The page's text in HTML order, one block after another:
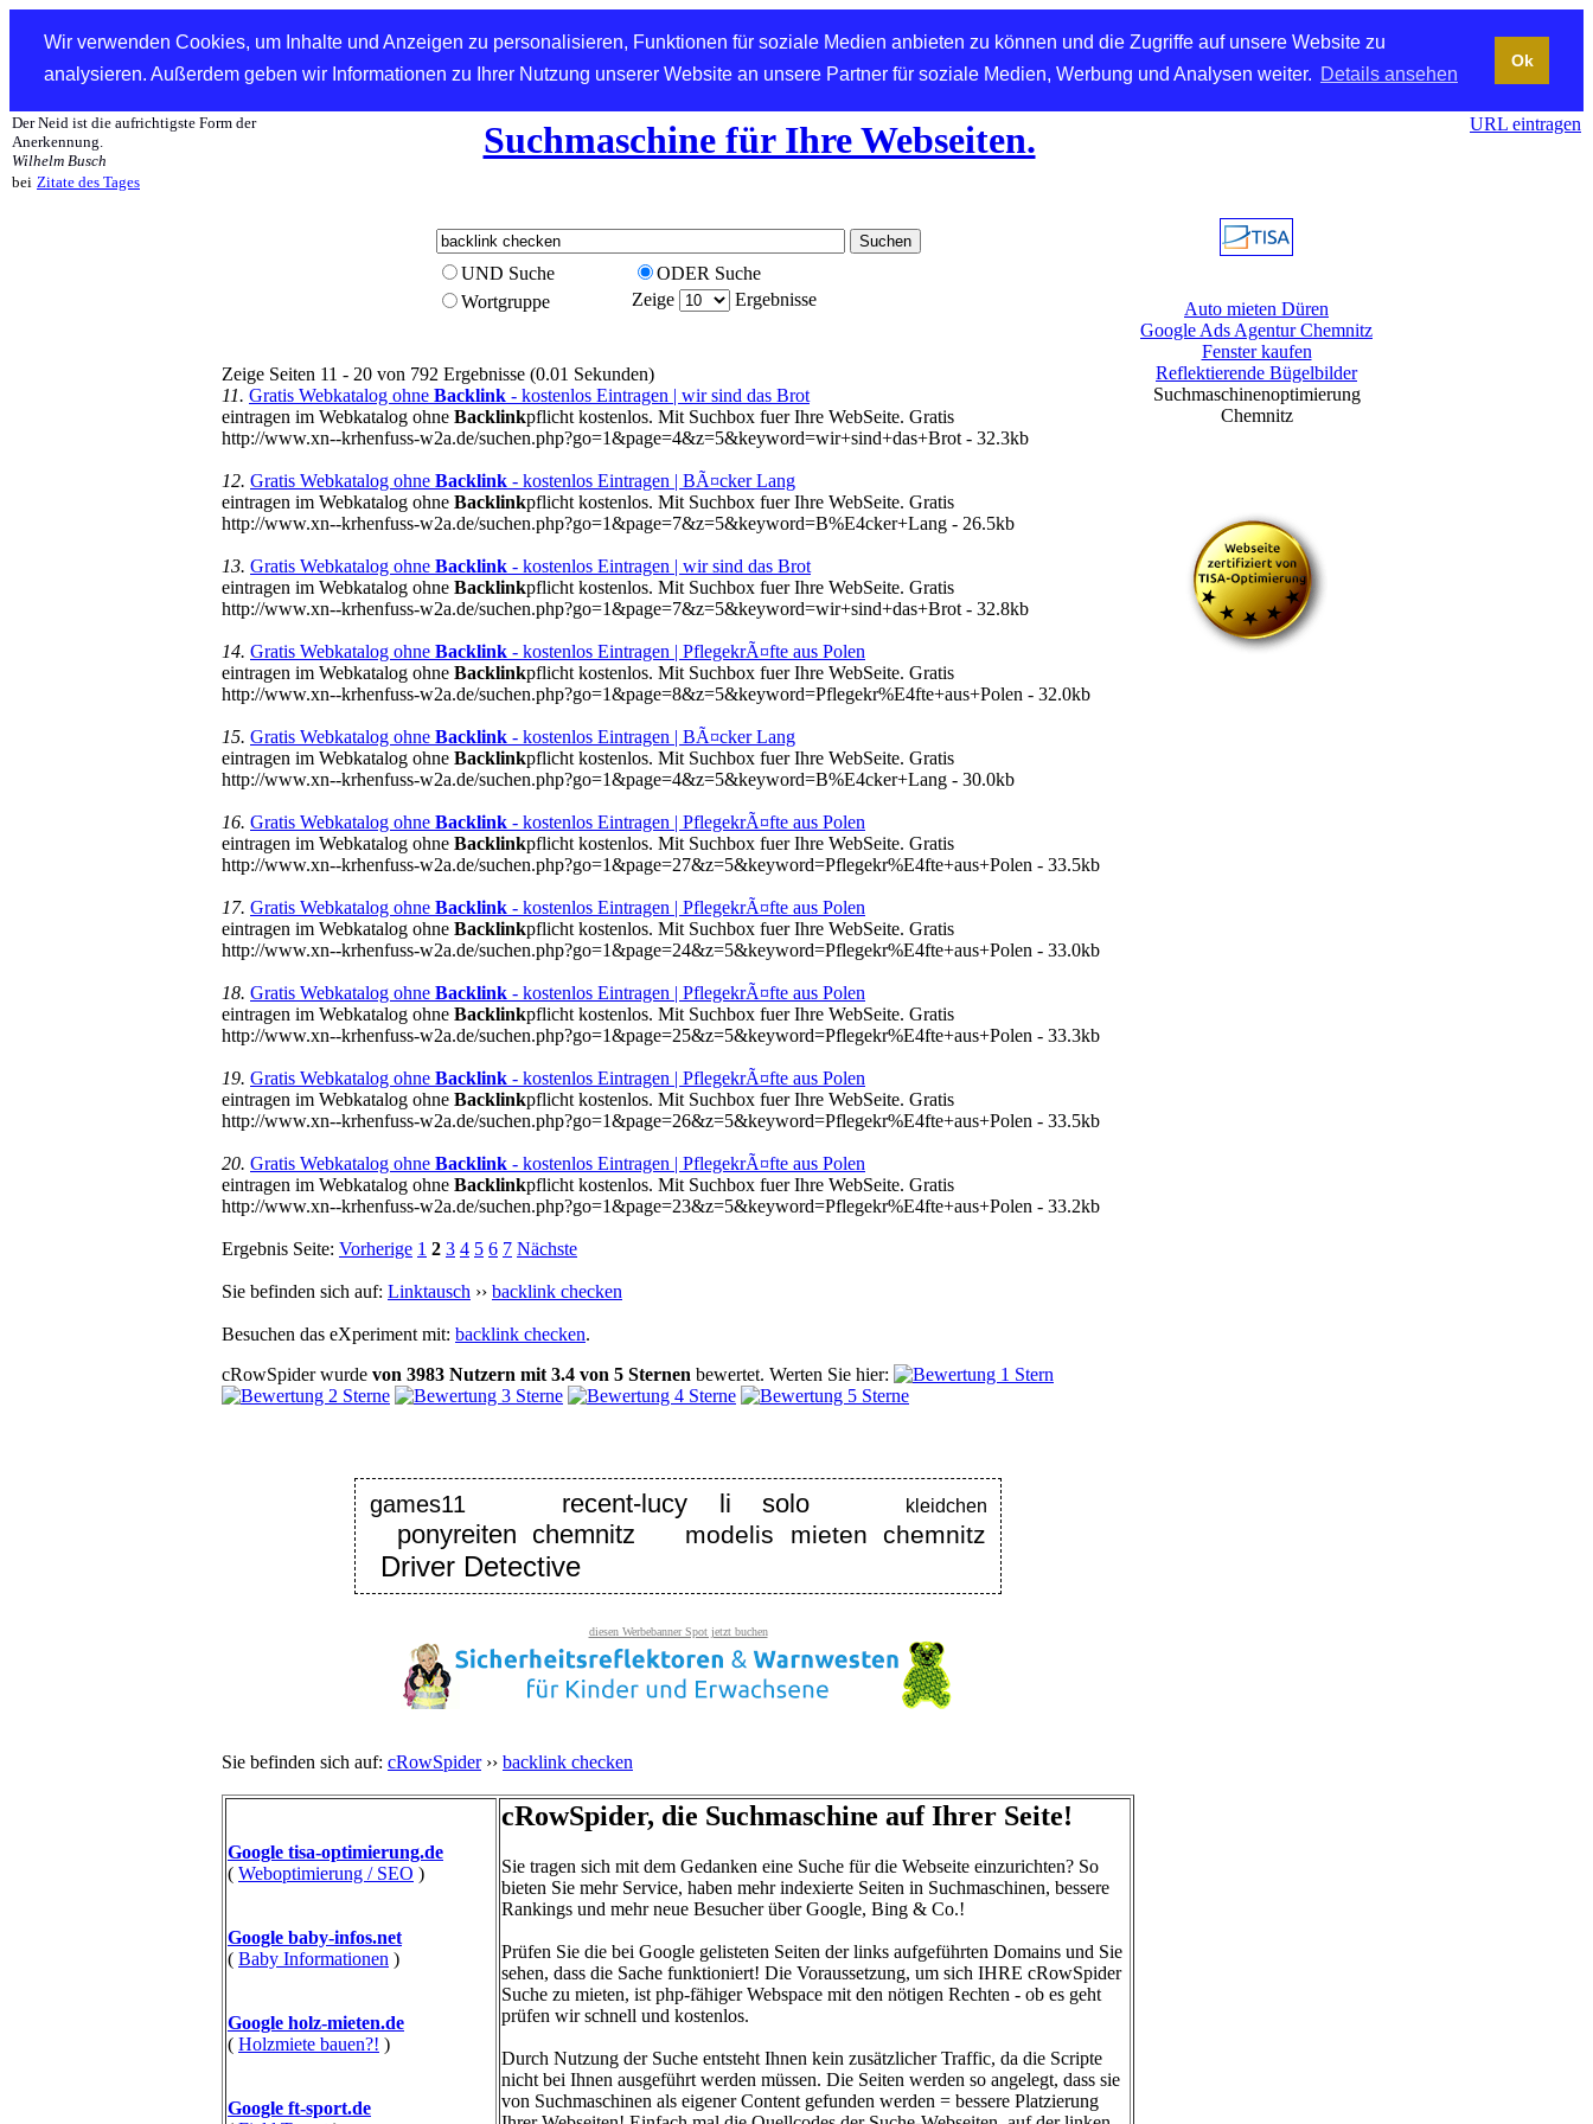
Wir verwenden Cookies, um Inhalte und Anzeigen zu personalisieren, Funktionen für soziale Medien anbieten zu können und die Zugriffe auf unsere Website zu
analysieren. Außerdem geben wir Informationen zu Ihrer Nutzung unserer Website an unsere Partner für soziale Medien, Werbung und Analysen weiter. Details ansehen
Ok
Der Neid ist die aufrichtigste Form der
Anerkennung.
Wilhelm Busch
bei Zitate des Tages
Suchmaschine für Ihre Webseiten. URL eintragen
UND Suche
ODER Suche
Wortgruppe
Zeige Ergebnisse
Zeige Seiten 11 - 20 von 792 Ergebnisse (0.01 Sekunden)
11. Gratis Webkatalog ohne Backlink - kostenlos Eintragen | wir sind das Brot
eintragen im Webkatalog ohne Backlinkpflicht kostenlos. Mit Suchbox fuer Ihre WebSeite. Gratis
http://www.xn--krhenfuss-w2a.de/suchen.php?go=1&page=4&z=5&keyword=wir+sind+das+Brot - 32.3kb
12. Gratis Webkatalog ohne Backlink - kostenlos Eintragen | BÃ¤cker Lang
eintragen im Webkatalog ohne Backlinkpflicht kostenlos. Mit Suchbox fuer Ihre WebSeite. Gratis
http://www.xn--krhenfuss-w2a.de/suchen.php?go=1&page=7&z=5&keyword=B%E4cker+Lang - 26.5kb
13. Gratis Webkatalog ohne Backlink - kostenlos Eintragen | wir sind das Brot
eintragen im Webkatalog ohne Backlinkpflicht kostenlos. Mit Suchbox fuer Ihre WebSeite. Gratis
http://www.xn--krhenfuss-w2a.de/suchen.php?go=1&page=7&z=5&keyword=wir+sind+das+Brot - 32.8kb
14. Gratis Webkatalog ohne Backlink - kostenlos Eintragen | PflegekrÃ¤fte aus Polen
eintragen im Webkatalog ohne Backlinkpflicht kostenlos. Mit Suchbox fuer Ihre WebSeite. Gratis
http://www.xn--krhenfuss-w2a.de/suchen.php?go=1&page=8&z=5&keyword=Pflegekr%E4fte+aus+Polen - 32.0kb
15. Gratis Webkatalog ohne Backlink - kostenlos Eintragen | BÃ¤cker Lang
eintragen im Webkatalog ohne Backlinkpflicht kostenlos. Mit Suchbox fuer Ihre WebSeite. Gratis
http://www.xn--krhenfuss-w2a.de/suchen.php?go=1&page=4&z=5&keyword=B%E4cker+Lang - 30.0kb
16. Gratis Webkatalog ohne Backlink - kostenlos Eintragen | PflegekrÃ¤fte aus Polen
eintragen im Webkatalog ohne Backlinkpflicht kostenlos. Mit Suchbox fuer Ihre WebSeite. Gratis
http://www.xn--krhenfuss-w2a.de/suchen.php?go=1&page=27&z=5&keyword=Pflegekr%E4fte+aus+Polen - 33.5kb
17. Gratis Webkatalog ohne Backlink - kostenlos Eintragen | PflegekrÃ¤fte aus Polen
eintragen im Webkatalog ohne Backlinkpflicht kostenlos. Mit Suchbox fuer Ihre WebSeite. Gratis
http://www.xn--krhenfuss-w2a.de/suchen.php?go=1&page=24&z=5&keyword=Pflegekr%E4fte+aus+Polen - 33.0kb
18. Gratis Webkatalog ohne Backlink - kostenlos Eintragen | PflegekrÃ¤fte aus Polen
eintragen im Webkatalog ohne Backlinkpflicht kostenlos. Mit Suchbox fuer Ihre WebSeite. Gratis
http://www.xn--krhenfuss-w2a.de/suchen.php?go=1&page=25&z=5&keyword=Pflegekr%E4fte+aus+Polen - 33.3kb
19. Gratis Webkatalog ohne Backlink - kostenlos Eintragen | PflegekrÃ¤fte aus Polen
eintragen im Webkatalog ohne Backlinkpflicht kostenlos. Mit Suchbox fuer Ihre WebSeite. Gratis
http://www.xn--krhenfuss-w2a.de/suchen.php?go=1&page=26&z=5&keyword=Pflegekr%E4fte+aus+Polen - 33.5kb
20. Gratis Webkatalog ohne Backlink - kostenlos Eintragen | PflegekrÃ¤fte aus Polen
eintragen im Webkatalog ohne Backlinkpflicht kostenlos. Mit Suchbox fuer Ihre WebSeite. Gratis
http://www.xn--krhenfuss-w2a.de/suchen.php?go=1&page=23&z=5&keyword=Pflegekr%E4fte+aus+Polen - 33.2kb
Ergebnis Seite: Vorherige 1 2 3 4 5 6 7 Nächste
Sie befinden sich auf: Linktausch ›› backlink checken
Besuchen das eXperiment mit: backlink checken.
cRowSpiderwurde von 3983 Nutzern mit 3.4 von 5 Sternen bewertet. Werten Sie hier:
games11 recent-lucy li solo kleidchen
ponyreiten chemnitz modelis mieten chemnitz
Driver Detective
diesen Werbebanner Spot jetzt buchen
Sie befinden sich auf: cRowSpider›› backlink checken
Google tisa-optimierung.de
( Weboptimierung / SEO )
Google baby-infos.net
( Baby Informationen )
Google holz-mieten.de
( Holzmiete bauen?! )
Google ft-sport.de
cRowSpider, die Suchmaschine auf Ihrer Seite!
Sie tragen sich mit dem Gedanken eine Suche für die Webseite einzurichten? So
bieten Sie mehr Service, haben mehr indexierte Seiten in Suchmaschinen, bessere
Rankings und mehr neue Besucher über Google, Bing & Co.!
Prüfen Sie die bei Google gelisteten Seiten der links aufgeführten Domains und Sie
sehen, dass die Sache funktioniert! Die Voraussetzung, um sich IHRE cRowSpider
Suche zu mieten, ist php-fähiger Webspace mit den nötigen Rechten - ob es geht
prüfen wir schnell und kostenlos.
Durch Nutzung der Suche entsteht Ihnen kein zusätzlicher Traffic, da die Scripte
nicht bei Ihnen ausgeführt werden müssen. Die Seiten werden so angelegt, dass sie
von Suchmaschinen als eigener Content gefunden werden = bessere Platzierung
Auto mieten Düren
Google Ads Agentur Chemnitz
Fenster kaufen
Reflektierende Bügelbilder
Suchmaschinenoptimierung
Chemnitz